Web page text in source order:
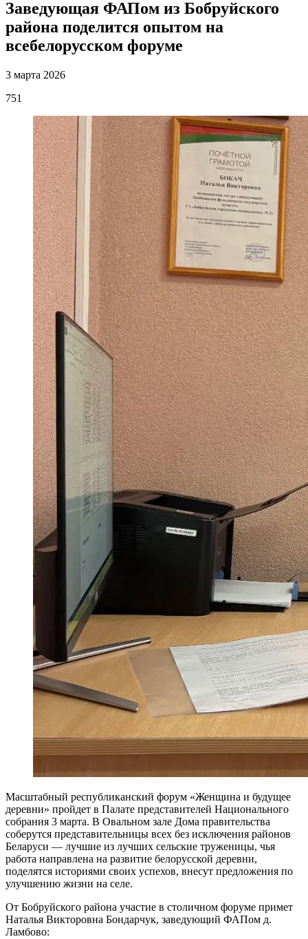
Заведующая ФАПом из Бобруйского
района поделится опытом на
всебелорусском форуме
3 марта 2026
751
Масштабный республиканский форум «Женщина и будущее
деревни» пройдет в Палате представителей Национального
собрания 3 марта. В Овальном зале Дома правительства
соберутся представительницы всех без исключения районов
Беларуси — лучшие из лучших сельские труженицы, чья
работа направлена на развитие белорусской деревни,
поделятся историями своих успехов, внесут предложения по
улучшению жизни на селе.
От Бобруйского района участие в столичном форуме примет
Наталья Викторовна Бондарчук, заведующий ФАПом д.
Ламбово: